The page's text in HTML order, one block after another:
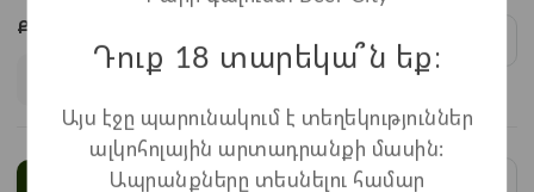
Քանակ:
1x 1.940
Ավելացնել
Դուք 18 տարեկա՞ն եք։
Այս էջը պարունակում է տեղեկություններ
ալկոհոլային արտադրանքի մասին:
Ապրանքները տեսնելու համար